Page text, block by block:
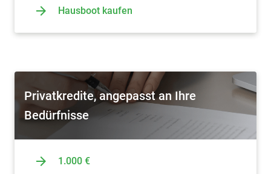
Hausboot kaufen
Privatkredite, angepasst an Ihre
Bedürfnisse
1.000 €